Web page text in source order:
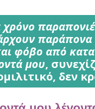
φόβο από
μου,
δεν